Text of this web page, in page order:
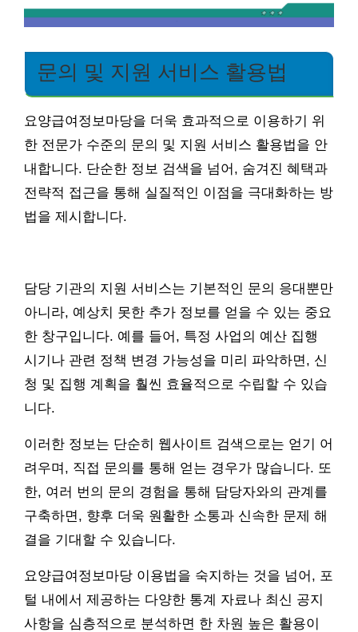
문의 및 지원 서비스 활용법
요양급여정보마당을 더욱 효과적으로 이용하기 위
한 전문가 수준의 문의 및 지원 서비스 활용법을 안
내합니다. 단순한 정보 검색을 넘어, 숨겨진 혜택과
전략적 접근을 통해 실질적인 이점을 극대화하는 방
법을 제시합니다.
담당 기관의 지원 서비스는 기본적인 문의 응대뿐만
아니라, 예상치 못한 추가 정보를 얻을 수 있는 중요
한 창구입니다. 예를 들어, 특정 사업의 예산 집행
시기나 관련 정책 변경 가능성을 미리 파악하면, 신
청 및 집행 계획을 훨씬 효율적으로 수립할 수 있습
니다.
이러한 정보는 단순히 웹사이트 검색으로는 얻기 어
려우며, 직접 문의를 통해 얻는 경우가 많습니다. 또
한, 여러 번의 문의 경험을 통해 담당자와의 관계를
구축하면, 향후 더욱 원활한 소통과 신속한 문제 해
결을 기대할 수 있습니다.
요양급여정보마당 이용법을 숙지하는 것을 넘어, 포
털 내에서 제공하는 다양한 통계 자료나 최신 공지
사항을 심층적으로 분석하면 한 차원 높은 활용이